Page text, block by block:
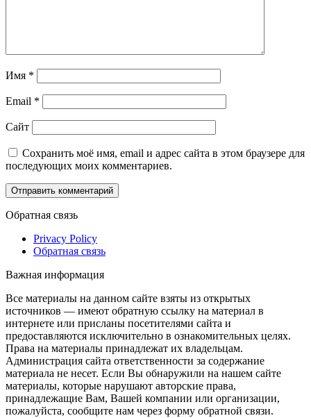
Имя *
Email *
Сайт
Сохранить моё имя, email и адрес сайта в этом браузере для
последующих моих комментариев.
Обратная связь
Privacy Policy
Обратная связь
Важная информация
Все материалы на данном сайте взяты из открытых
источников — имеют обратную ссылку на материал в
интернете или присланы посетителями сайта и
предоставляются исключительно в ознакомительных целях.
Права на материалы принадлежат их владельцам.
Администрация сайта ответственности за содержание
материала не несет. Если Вы обнаружили на нашем сайте
материалы, которые нарушают авторские права,
принадлежащие Вам, Вашей компании или организации,
пожалуйста, сообщите нам через форму обратной связи.